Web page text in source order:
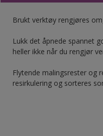
Brukt verktøy rengjøres
Lukk det åpnede spannet
heller ikke når du rengjør
Flytende malingsrester og
resirkulering og sorteres